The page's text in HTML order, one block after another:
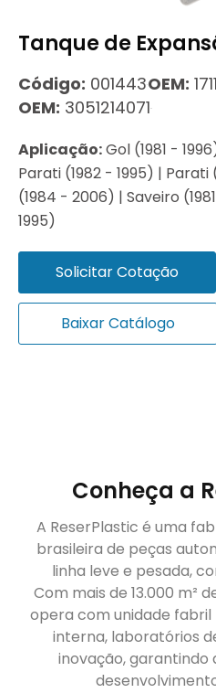
Tanque de
Código: 001443OEM:
OEM: 3051214071
Aplicação:Gol (1981 -
Parati (1982 - 1995) |
(1984 - 2006) | Saveiro
1995)
Solicitar Cotação
Baixar Catálogo
Conheça a
A ReserPlastic é uma
brasileira de peças
linha leve e pesada,
Com mais de 13.000 m²
opera com unidade
interna, laboratórios
inovação,